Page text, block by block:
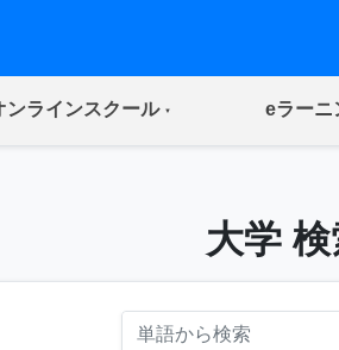
ンラインスクール(current) eラーニ
大学